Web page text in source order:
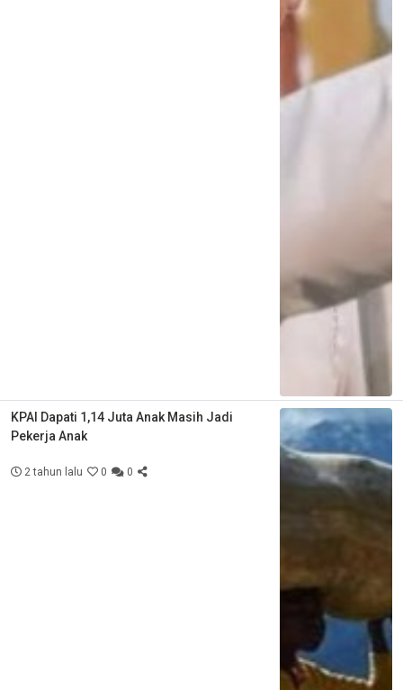
KPAI Dapati 1,14 Juta Anak Masih Jadi
Pekerja Anak
2 tahun lalu 0 0